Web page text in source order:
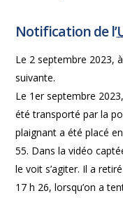
Notification de l’
Le 2 septembre 2023,
suivante.
Le 1er septembre
été transporté par la
plaignant a été placé
55. Dans la vidéo
le voit s’agiter. Il a
17 h 26, lorsqu’on a